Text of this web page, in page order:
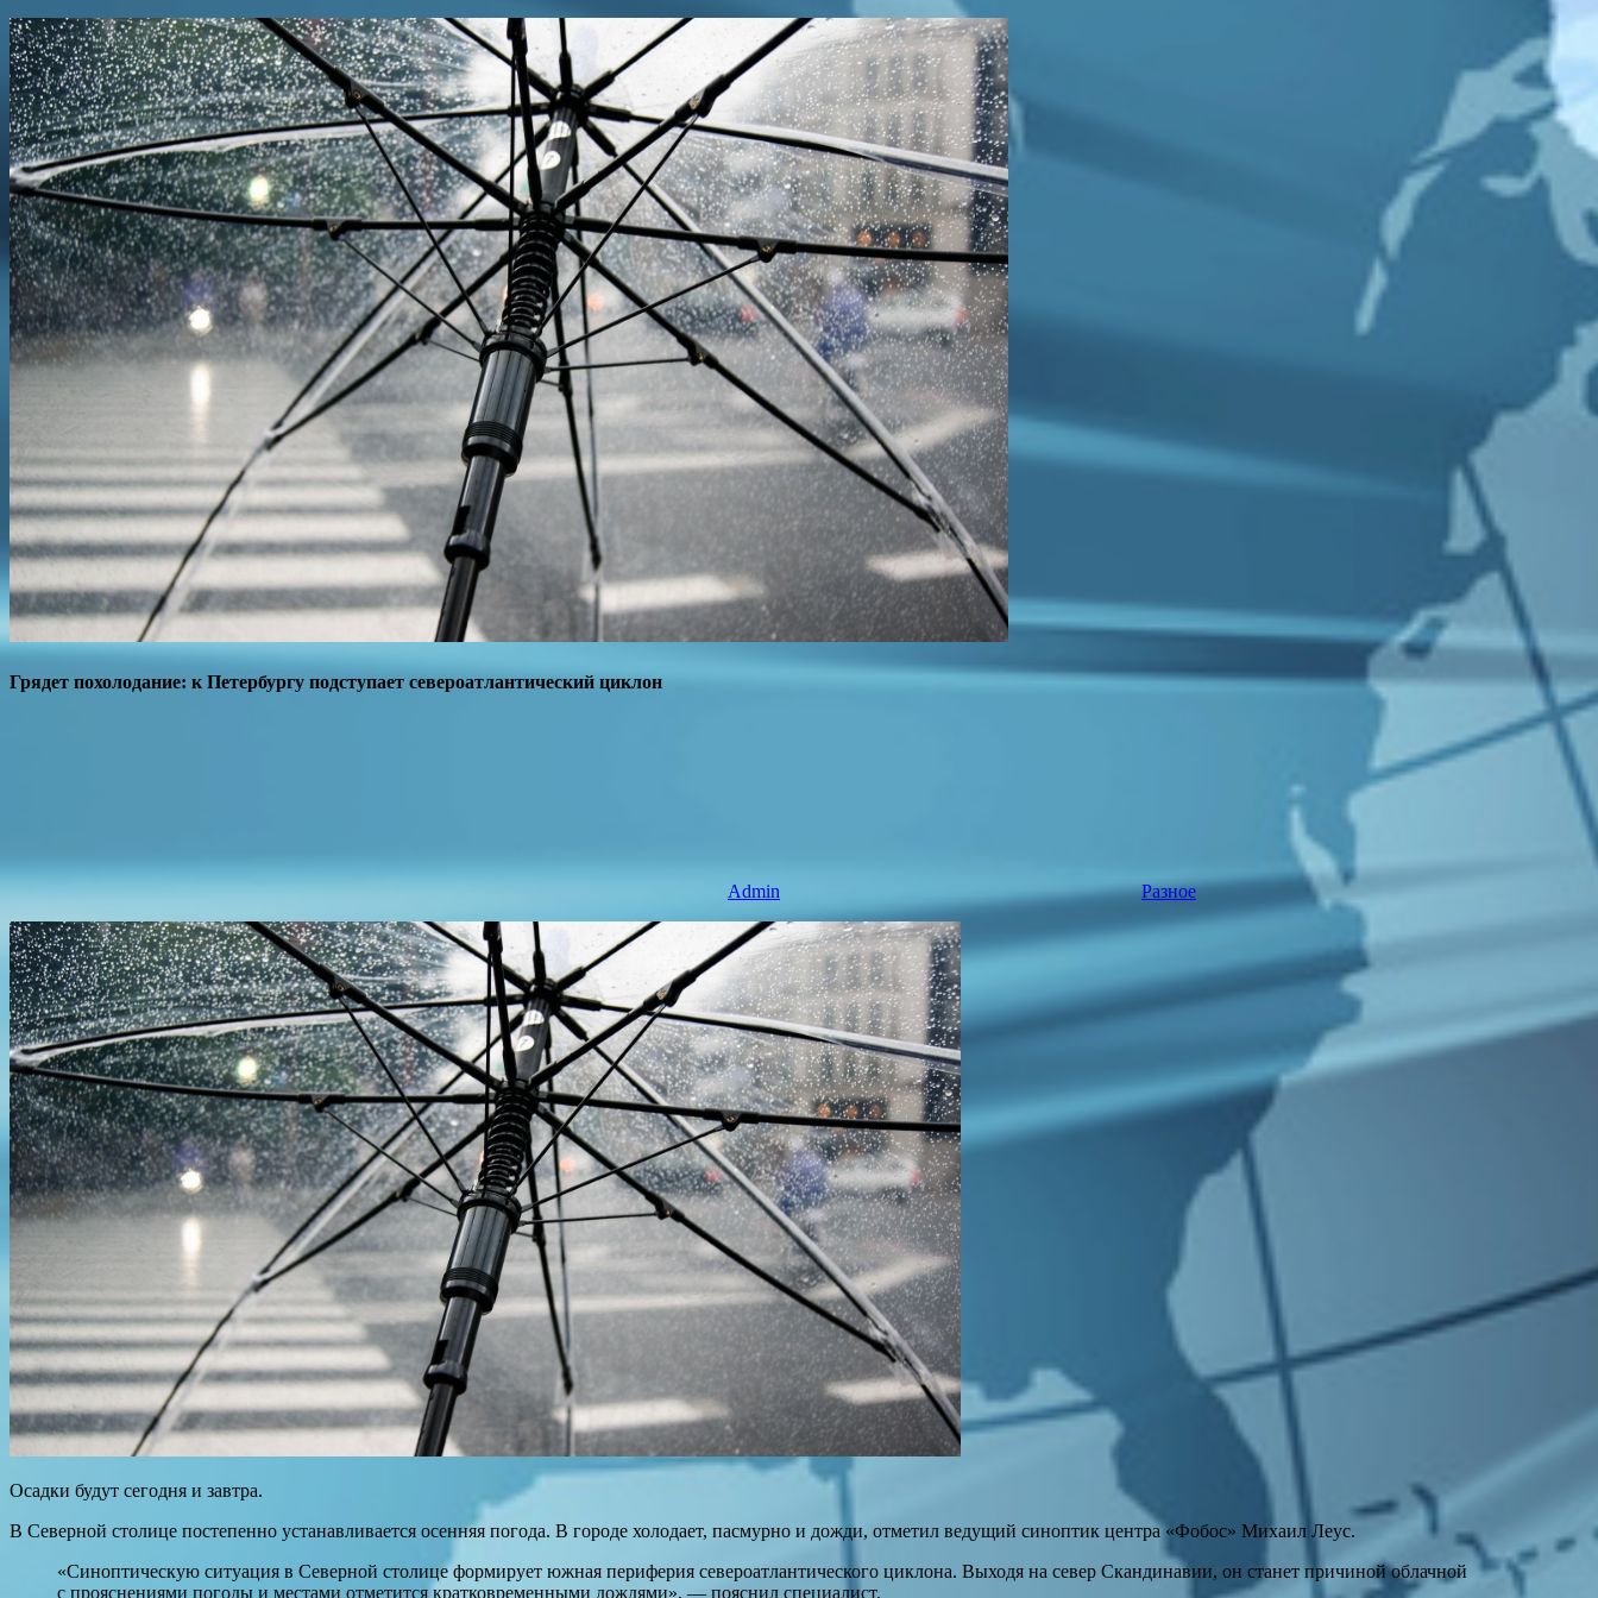
Грядет похолодание: к Петербургу подступает североатлантический циклон
Admin Разное
Осадки будут сегодня и завтра.
В Северной столице постепенно устанавливается осенняя погода. В городе холодает, пасмурно и дожди, отметил ведущий синоптик центра «Фобос» Михаил Леус.
«Синоптическую ситуация в Северной столице формирует южная периферия североатлантического циклона. Выходя на север Скандинавии, он станет причиной облачной
с прояснениями погоды и местами отметится кратковременными дождями», — пояснил специалист.